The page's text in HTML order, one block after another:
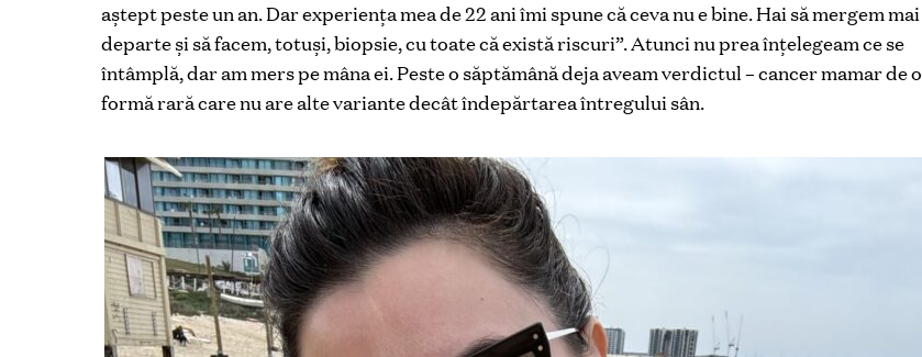
aștept peste un an. Dar experiența mea de 22 ani îmi spune că ceva nu e bine. Hai să mergem mai
departe și să facem, totuși, biopsie, cu toate că există riscuri”. Atunci nu prea înțelegeam ce se
întâmplă, dar am mers pe mâna ei. Peste o săptămână deja aveam verdictul – cancer mamar de o
formă rară care nu are alte variante decât îndepărtarea întregului sân.